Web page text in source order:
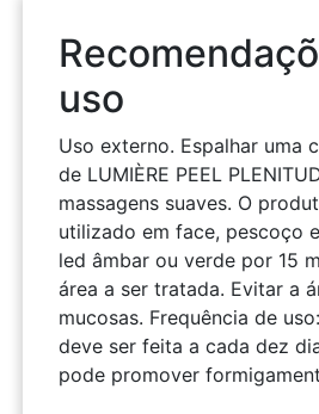
uso
Uso externo. Espalhar uma
de LUMIÈRE PEEL
massagens suaves. O
utilizado em face, pescoço
led âmbar ou verde por 15
área a ser tratada. Evitar a
mucosas. Frequência de
deve ser feita a cada dez
pode promover